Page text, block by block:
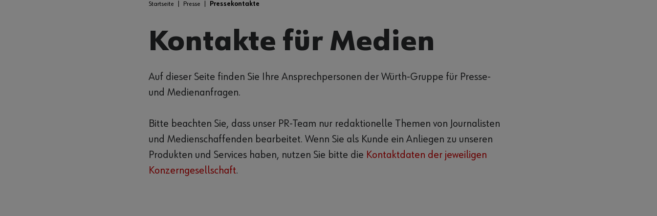
Startseite Presse Pressekontakte
Kontakte für Medien
Auf dieser Seite finden Sie Ihre Ansprechpersonen der Würth-Gruppe für Presse-
und Medienanfragen.
Bitte beachten Sie, dass unser PR-Team nur redaktionelle Themen von Journalisten
und Medienschaffenden bearbeitet. Wenn Sie als Kunde ein Anliegen zu unseren
Produkten und Services haben, nutzen Sie bitte die Kontaktdaten der jeweiligen
Konzerngesellschaft.